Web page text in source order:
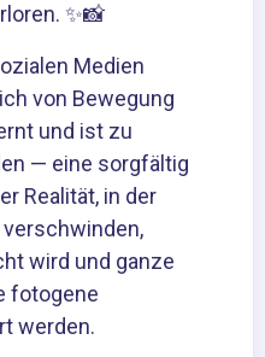
✨📸
Medien
von Bewegung
und ist zu
— eine sorgfältig
Realität, in der
wird und ganze
fotogene
werden.